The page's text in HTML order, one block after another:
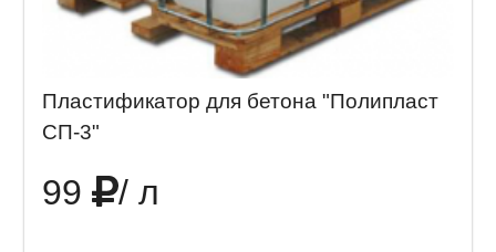
Пластификатор для бетона "Полипласт
СП-3"
99 / л